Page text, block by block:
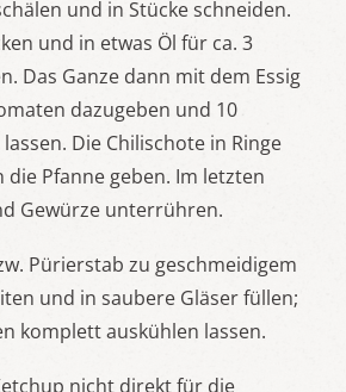
und in Stücke schneiden.
und in etwas Öl für ca. 3
Das Ganze dann mit dem Essig
dazugeben und 10
Die Chilischote in Ringe
Pfanne geben. Im letzten
Gewürze unterrühren.
Pürierstab zu geschmeidigem
und in saubere Gläser füllen;
komplett auskühlen lassen.
nicht direkt für die